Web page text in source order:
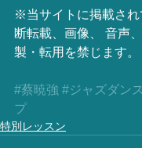
※当サイトに掲載さ
断転載、画像、 音声
製・転用を禁じます。
#蔡暁強 #ジャズダンス
プ
特別レッスン